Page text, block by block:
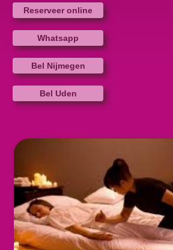
Reserveer online
Whatsapp
Bel Nijmegen
Bel Uden